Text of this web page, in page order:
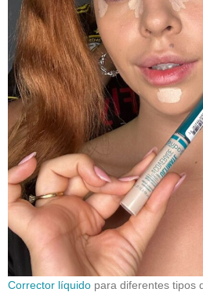
Corrector líquido para diferentes tipos